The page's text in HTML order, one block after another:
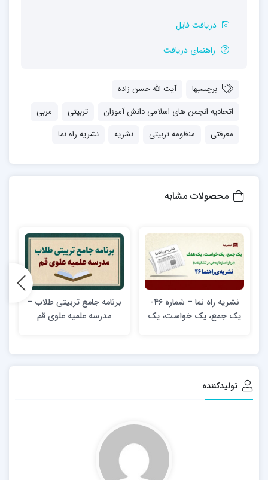
دریافت فایل
راهنمای دریافت
برچسبها
آیت الله حسن زاده
اتحادیه انجمن های اسلامی دانش آموزان
تربیتی
مربی
معرفتی
منظومه تربیتی نشریه نشریه راه نما
محصولات مشابه
نشریه راه نما – شماره 46-
یک جمع، یک خواست، یک
برنامه جامع تربیتی طلاب –
مدرسه علمیه علوی قم
تولیدکننده